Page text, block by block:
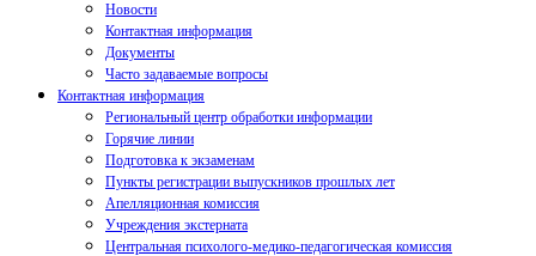
Новости
Контактная информация
Документы
Часто задаваемые вопросы
Контактная информация
Региональный центр обработки информации
Горячие линии
Подготовка к экзаменам
Пункты регистрации выпускников прошлых лет
Апелляционная комиссия
Учреждения экстерната
Центральная психолого-медико-педагогическая комиссия